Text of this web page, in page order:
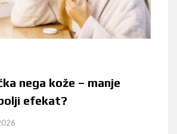
nega kože – manje
efekat?